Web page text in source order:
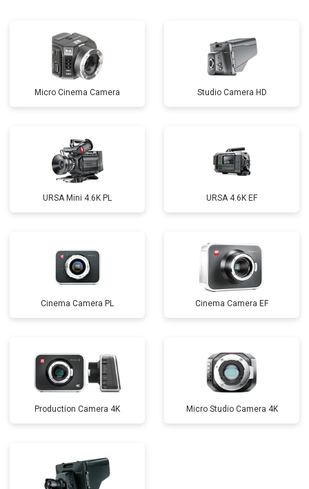
Micro Cinema Camera Studio Camera HD
URSA Mini 4.6K PL URSA 4.6K EF
Cinema Camera PL Cinema Camera EF
Production Camera 4K Micro Studio Camera 4K